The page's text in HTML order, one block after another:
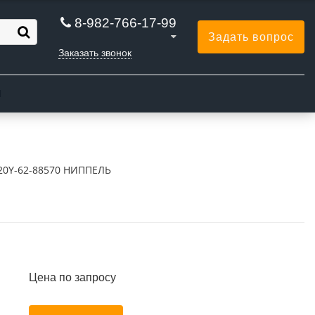
8-982-766-17-99
Заказать звонок
Задать вопрос
62-88570 НИППЕЛЬ
Цена по запросу